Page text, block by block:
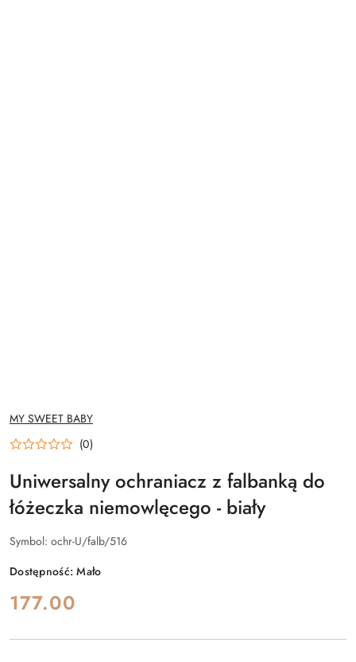
NAZWA
PRODUCENTA:
MY SWEET BABY
(0)
Uniwersalny ochraniacz z falbanką do
łóżeczka niemowlęcego - biały
Symbol: ochr-U/falb/516
Dostępność:Mało
cena:
177.00